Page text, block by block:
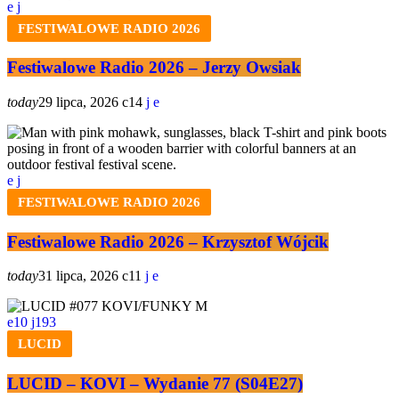
FESTIWALOWE RADIO 2026
Festiwalowe Radio 2026 – Jerzy Owsiak
today29 lipca, 2026 14
FESTIWALOWE RADIO 2026
Festiwalowe Radio 2026 – Krzysztof Wójcik
today31 lipca, 2026 11
10 193
LUCID
LUCID – KOVI – Wydanie 77 (S04E27)